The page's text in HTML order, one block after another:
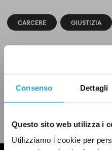
Consenso Dettagli
Questo sito web utilizza i
Utilizziamo i cookie per
CARCERE GIUSTIZIA
CONDIVIDI
facebook
LEGGI LA NOSTRA POLITICA